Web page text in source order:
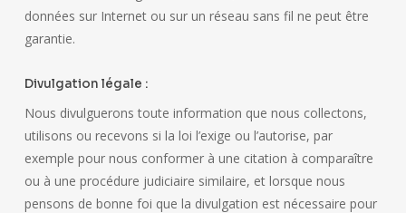
données sur Internet ou sur un réseau sans fil ne peut être
garantie.
Divulgation légale :
Nous divulguerons toute information que nous collectons,
utilisons ou recevons si la loi l’exige ou l’autorise, par
exemple pour nous conformer à une citation à comparaître
ou à une procédure judiciaire similaire, et lorsque nous
pensons de bonne foi que la divulgation est nécessaire pour